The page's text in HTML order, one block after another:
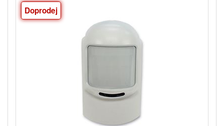
Doprodej